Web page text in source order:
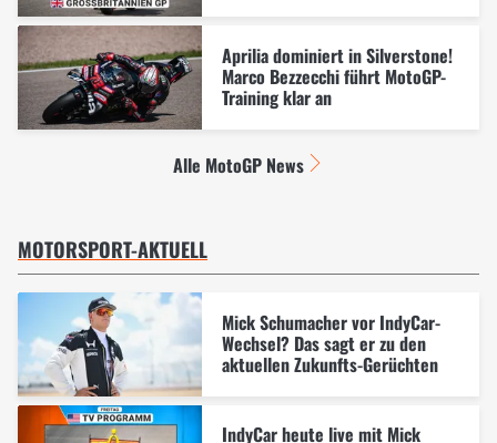
Aprilia dominiert in Silverstone!
Marco Bezzecchi führt MotoGP-
Training klar an
Alle MotoGP News
MOTORSPORT-AKTUELL
Mick Schumacher vor IndyCar-
Wechsel? Das sagt er zu den
aktuellen Zukunfts-Gerüchten
IndyCar heute live mit Mick